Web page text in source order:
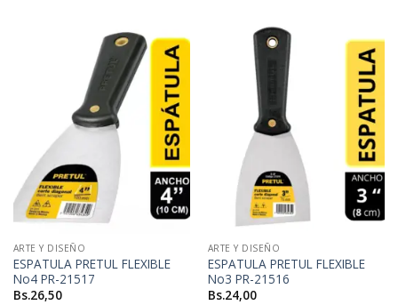
ARTE Y DISEÑO
ESPATULA PRETUL FLEXIBLE
No4 PR-21517
Bs.26,50
ARTE Y DISEÑO
ESPATULA PRETUL FLEXIBLE
No3 PR-21516
Bs.24,00